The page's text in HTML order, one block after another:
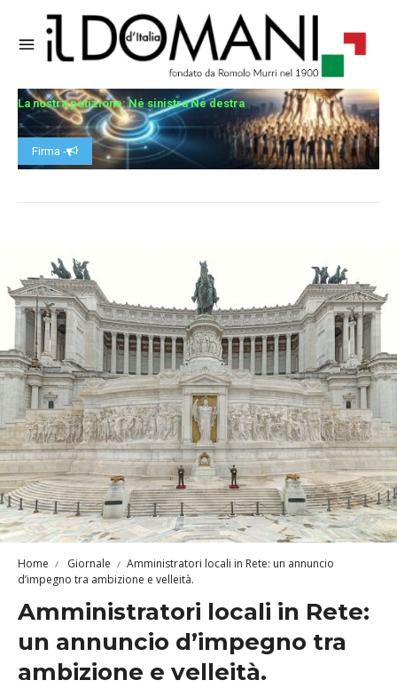
La nostra petizione: Né sinistra Né destra
Firma -
Home Giornale
Amministratori locali in Rete: un annuncio
d’impegno tra ambizione e velleità.
Amministratori locali in Rete:
un annuncio d’impegno tra
ambizione e velleità.